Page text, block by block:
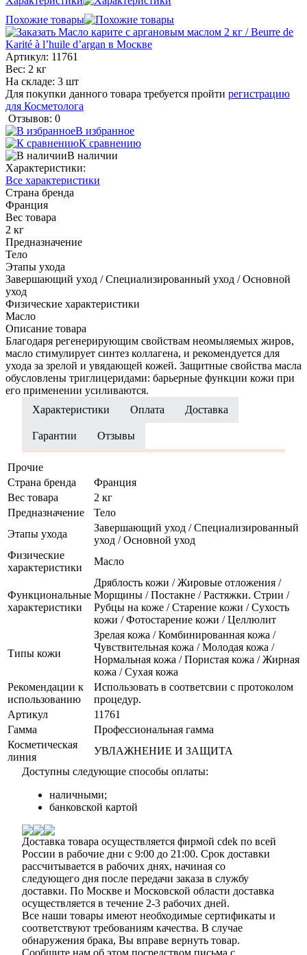
Похожие товары
Артикул: 11761
Вес: 2 кг
На складе: 3 шт
Для покупки данного товара требуется пройти регистрацию
для Косметолога
Отзывов: 0
В избранное
К сравнению
В наличии
Характеристики:
Все характеристики
Страна бренда
Франция
Вес товара
2 кг
Предназначение
Тело
Этапы ухода
Завершающий уход / Специализированный уход / Основной
уход
Физические характеристики
Масло
Описание товара
Благодаря регенерирующим свойствам неомыляемых жиров,
масло стимулирует синтез коллагена, и рекомендуется для
ухода за зрелой и увядающей кожей. Защитные свойства масла
обусловлены триглицеридами: барьерные функции кожи при
его применении усиливаются.
Характеристики
Оплата Доставка
Гарантии Отзывы
Прочие
Страна бренда
Франция
Вес товара
2 кг
Предназначение
Тело
Этапы ухода
Завершающий уход / Специализированный
уход / Основной уход
Физические
характеристики
Масло
Функциональные
характеристики
Дряблость кожи / Жировые отложения /
Морщины / Постакне / Растяжки. Стрии /
Рубцы на коже / Старение кожи / Сухость
кожи / Фотостарение кожи / Целлюлит
Типы кожи
Зрелая кожа / Комбинированная кожа /
Чувствительная кожа / Молодая кожа /
Нормальная кожа / Пористая кожа / Жирная
кожа / Сухая кожа
Рекомендации к
использованию
Использовать в соответсвии с протоколом
процедур.
Артикул
11761
Гамма
Профессиональная гамма
Косметическая
линия
УВЛАЖНЕНИЕ И ЗАЩИТА
Доступны следующие способы оплаты:
наличными;
банковской картой
Доставка товара осуществляется фирмой cdek по всей
России в рабочие дни с 9:00 до 21:00. Срок доставки
рассчитывается в рабочих днях, начиная со
следующего дня после передачи заказа в службу
доставки. По Москве и Московской области доставка
осуществляется в течение 2-3 рабочих дней.
Все наши товары имеют необходимые сертификаты и
соответствуют требованиям качества. В случае
обнаружения брака, Вы вправе вернуть товар.
Сообщите нам об этом посредством письма с